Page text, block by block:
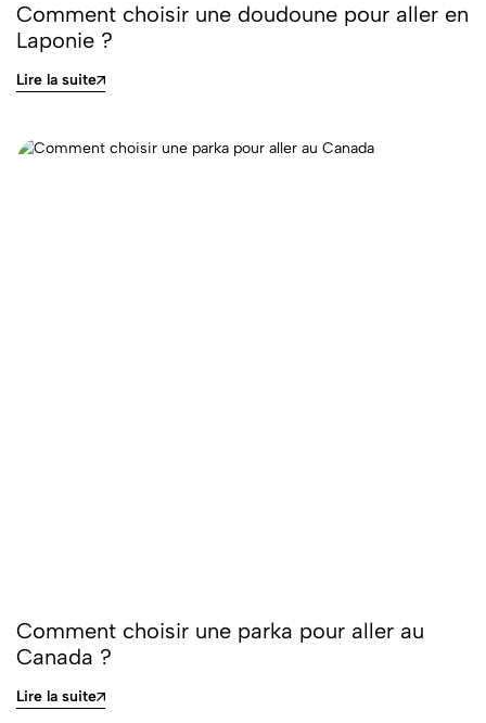
Comment choisir une doudoune pour aller en
Laponie ?
Lire la suite
Comment choisir une parka pour aller au
Canada ?
Lire la suite